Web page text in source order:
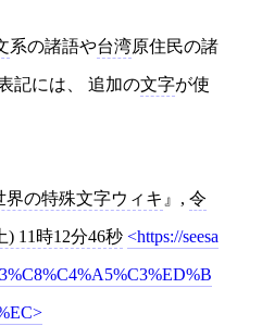
系の諸語や台湾原住民の諸
記には、 追加の文字が使
界の特殊文字ウィキ , 令
) 11時12分46秒 https://seesa